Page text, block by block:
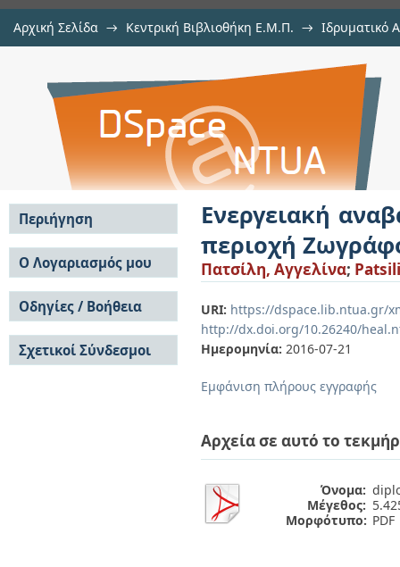
Αρχική Σελίδα → Κεντρική Βιβλιοθήκη Ε.Μ.Π. → Ιδρυματικό
Ενεργειακή αναβάθμιση του
Ενεργειακή
περιοχή
Πατσίλη, Αγγελίνα;
URI: https://dspace.lib.ntua.gr/
http://dx.doi.org/10.26240/
Ημερομηνία: 2016-07-21
Εμφάνιση πλήρους εγγραφής
Αρχεία σε αυτό το
Όνομα:
Μέγεθος:
Μορφότυπο: PDF
Περιήγηση
Σε όλο το DSpace
Κοινότητες & Συλλογές
Ανά Ημερομηνία
Έκδοσης
Συγγραφείς
Τίτλοι
Θέματα
Ο Λογαριασμός μου
Σύνδεση
Εγγραφή
Οδηγίες / Βοήθεια
Οδηγίες Υποβολής
Οδηγίες Χρήσης ΙΑ
Συχνές Ερωτήσεις
Σχετικοί Σύνδεσμοι